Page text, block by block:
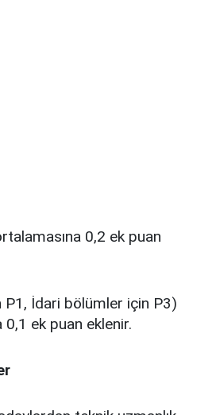
0,2 ek puan
P1, İdari bölümler için P3)
ek puan eklenir.